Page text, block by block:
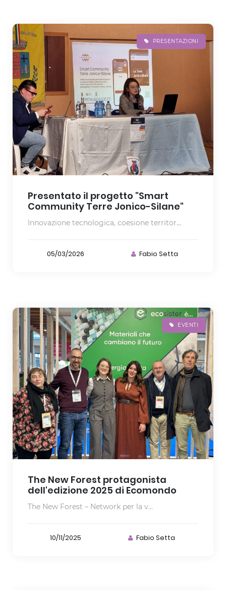
PRESENTAZIONI
Presentato il progetto "Smart
Community Terre Jonico-Silane"
Innovazione tecnologica, coesione territor...
05/03/2026 Fabio Setta
EVENTI
The New Forest protagonista
dell'edizione 2025 di Ecomondo
The New Forest – Network per la v...
10/11/2025 Fabio Setta